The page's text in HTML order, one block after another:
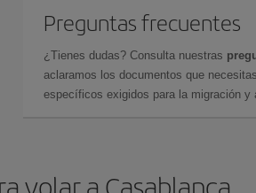
Preguntas frecuentes
¿Tienes dudas? Consulta nuestras
aclaramos los documentos que
específicos exigidos para la migración y